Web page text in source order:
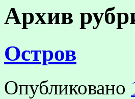
Архив
Остров
Опубликовано